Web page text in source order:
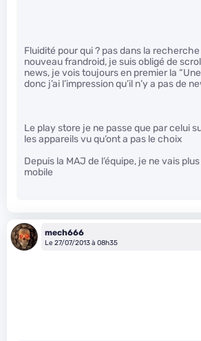
Fluidité pour qui ? pas dans la recherche
nouveau frandroid, je suis obligé de
news, je vois toujours en premier la
donc j’ai l’impression qu’il n’y a pas de
Le play store je ne passe que par celui
les appareils vu qu’ont a pas le choix
Depuis la MAJ de l’équipe, je ne vais
mobile
mech666
Le 27/07/2013 à 08h35